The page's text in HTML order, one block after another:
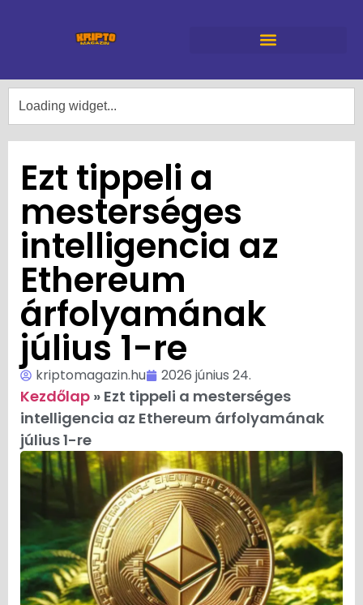
Ezt tippeli a
mesterséges
intelligencia az
Ethereum
árfolyamának
július 1-re
kriptomagazin.hu 2026 június 24.
Kezdőlap » Ezt tippeli a mesterséges
intelligencia az Ethereum árfolyamának
július 1-re